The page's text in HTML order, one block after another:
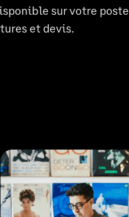
sur votre poste
et devis.